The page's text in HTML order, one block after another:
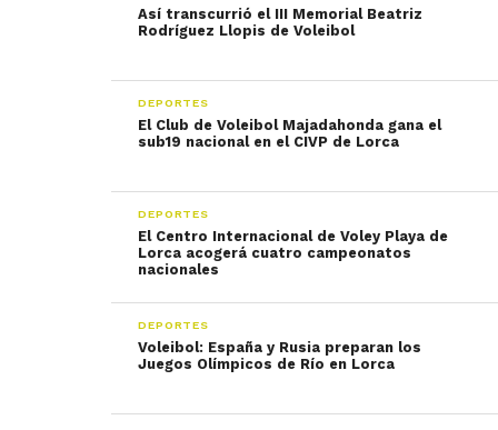
Así transcurrió el III Memorial Beatriz
Rodríguez Llopis de Voleibol
DEPORTES
El Club de Voleibol Majadahonda gana el
sub19 nacional en el CIVP de Lorca
DEPORTES
El Centro Internacional de Voley Playa de
Lorca acogerá cuatro campeonatos
nacionales
DEPORTES
Voleibol: España y Rusia preparan los
Juegos Olímpicos de Río en Lorca